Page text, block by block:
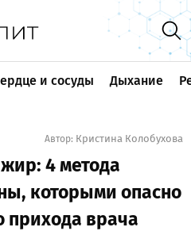
и сосуды Дыхание
Автор: Кристина Колобухова
4 метода
которыми опасно
прихода врача